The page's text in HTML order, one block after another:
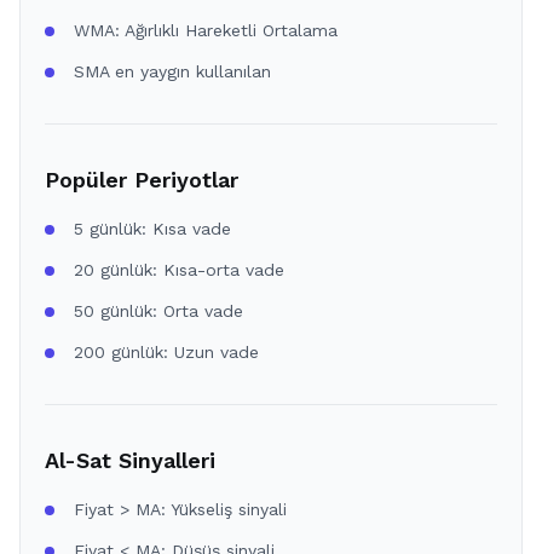
WMA: Ağırlıklı Hareketli Ortalama
SMA en yaygın kullanılan
Popüler Periyotlar
5 günlük: Kısa vade
20 günlük: Kısa-orta vade
50 günlük: Orta vade
200 günlük: Uzun vade
Al-Sat Sinyalleri
Fiyat > MA: Yükseliş sinyali